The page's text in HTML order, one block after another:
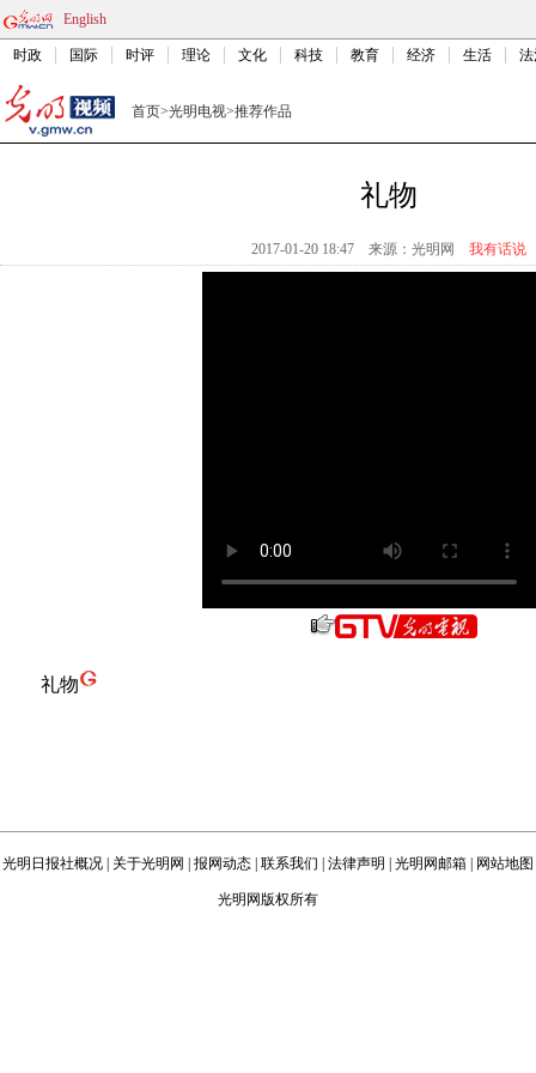
English
时政 国际 时评 理论 文化 科技 教育 经济 生活
首页>光明电视>推荐作品
礼物
2017-01-20 18:47 来源： 光明网 我有话说
礼物
光明日报社概况 关于光明网 报网动态 联系我们 法律声明 光明网邮箱 网站地图
光明网版权所有